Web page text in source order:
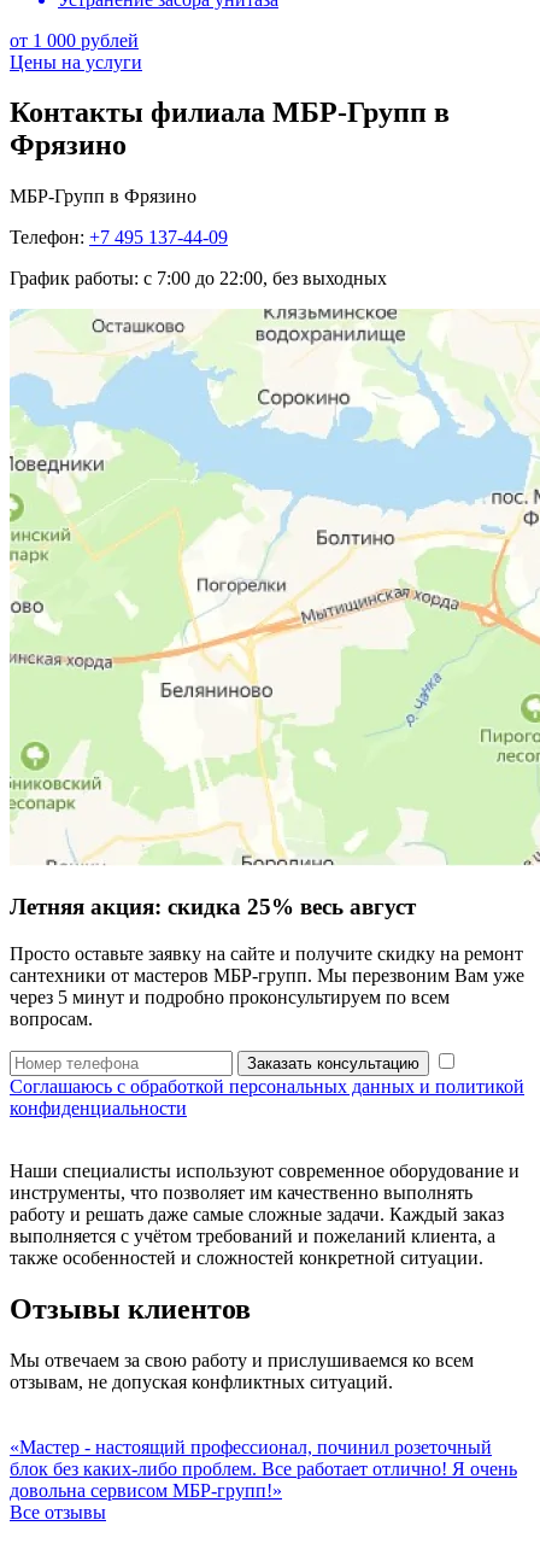
от 1 000 рублей
Цены на услуги
Контакты филиала МБР-Групп в
Фрязино
МБР-Групп в Фрязино
Телефон: +7 495 137-44-09
График работы: с 7:00 до 22:00, без выходных
Летняя акция: скидка 25% весь август
Просто оставьте заявку на сайте и получите скидку на ремонт
сантехники от мастеров МБР-групп. Мы перезвоним Вам уже
через 5 минут и подробно проконсультируем по всем
вопросам.
Заказать консультацию
Соглашаюсь с обработкой персональных данных и политикой
конфиденциальности
Наши специалисты используют современное оборудование и
инструменты, что позволяет им качественно выполнять
работу и решать даже самые сложные задачи. Каждый заказ
выполняется с учётом требований и пожеланий клиента, а
также особенностей и сложностей конкретной ситуации.
Отзывы клиентов
Мы отвечаем за свою работу и прислушиваемся ко всем
отзывам, не допуская конфликтных ситуаций.
«Мастер - настоящий профессионал, починил розеточный
блок без каких-либо проблем. Все работает отлично! Я очень
довольна сервисом МБР-групп!»
Все отзывы